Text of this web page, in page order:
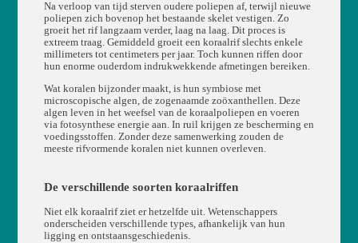
Na verloop van tijd sterven oudere poliepen af, terwijl nieuwe
poliepen zich bovenop het bestaande skelet vestigen. Zo
groeit het rif langzaam verder, laag na laag. Dit proces is
extreem traag. Gemiddeld groeit een koraalrif slechts enkele
millimeters tot centimeters per jaar. Toch kunnen riffen door
hun enorme ouderdom indrukwekkende afmetingen bereiken.
Wat koralen bijzonder maakt, is hun symbiose met
microscopische algen, de zogenaamde zoöxanthellen. Deze
algen leven in het weefsel van de koraalpoliepen en voeren
via fotosynthese energie aan. In ruil krijgen ze bescherming en
voedingsstoffen. Zonder deze samenwerking zouden de
meeste rifvormende koralen niet kunnen overleven.
De verschillende soorten koraalriffen
Niet elk koraalrif ziet er hetzelfde uit. Wetenschappers
onderscheiden verschillende types, afhankelijk van hun
ligging en ontstaansgeschiedenis.